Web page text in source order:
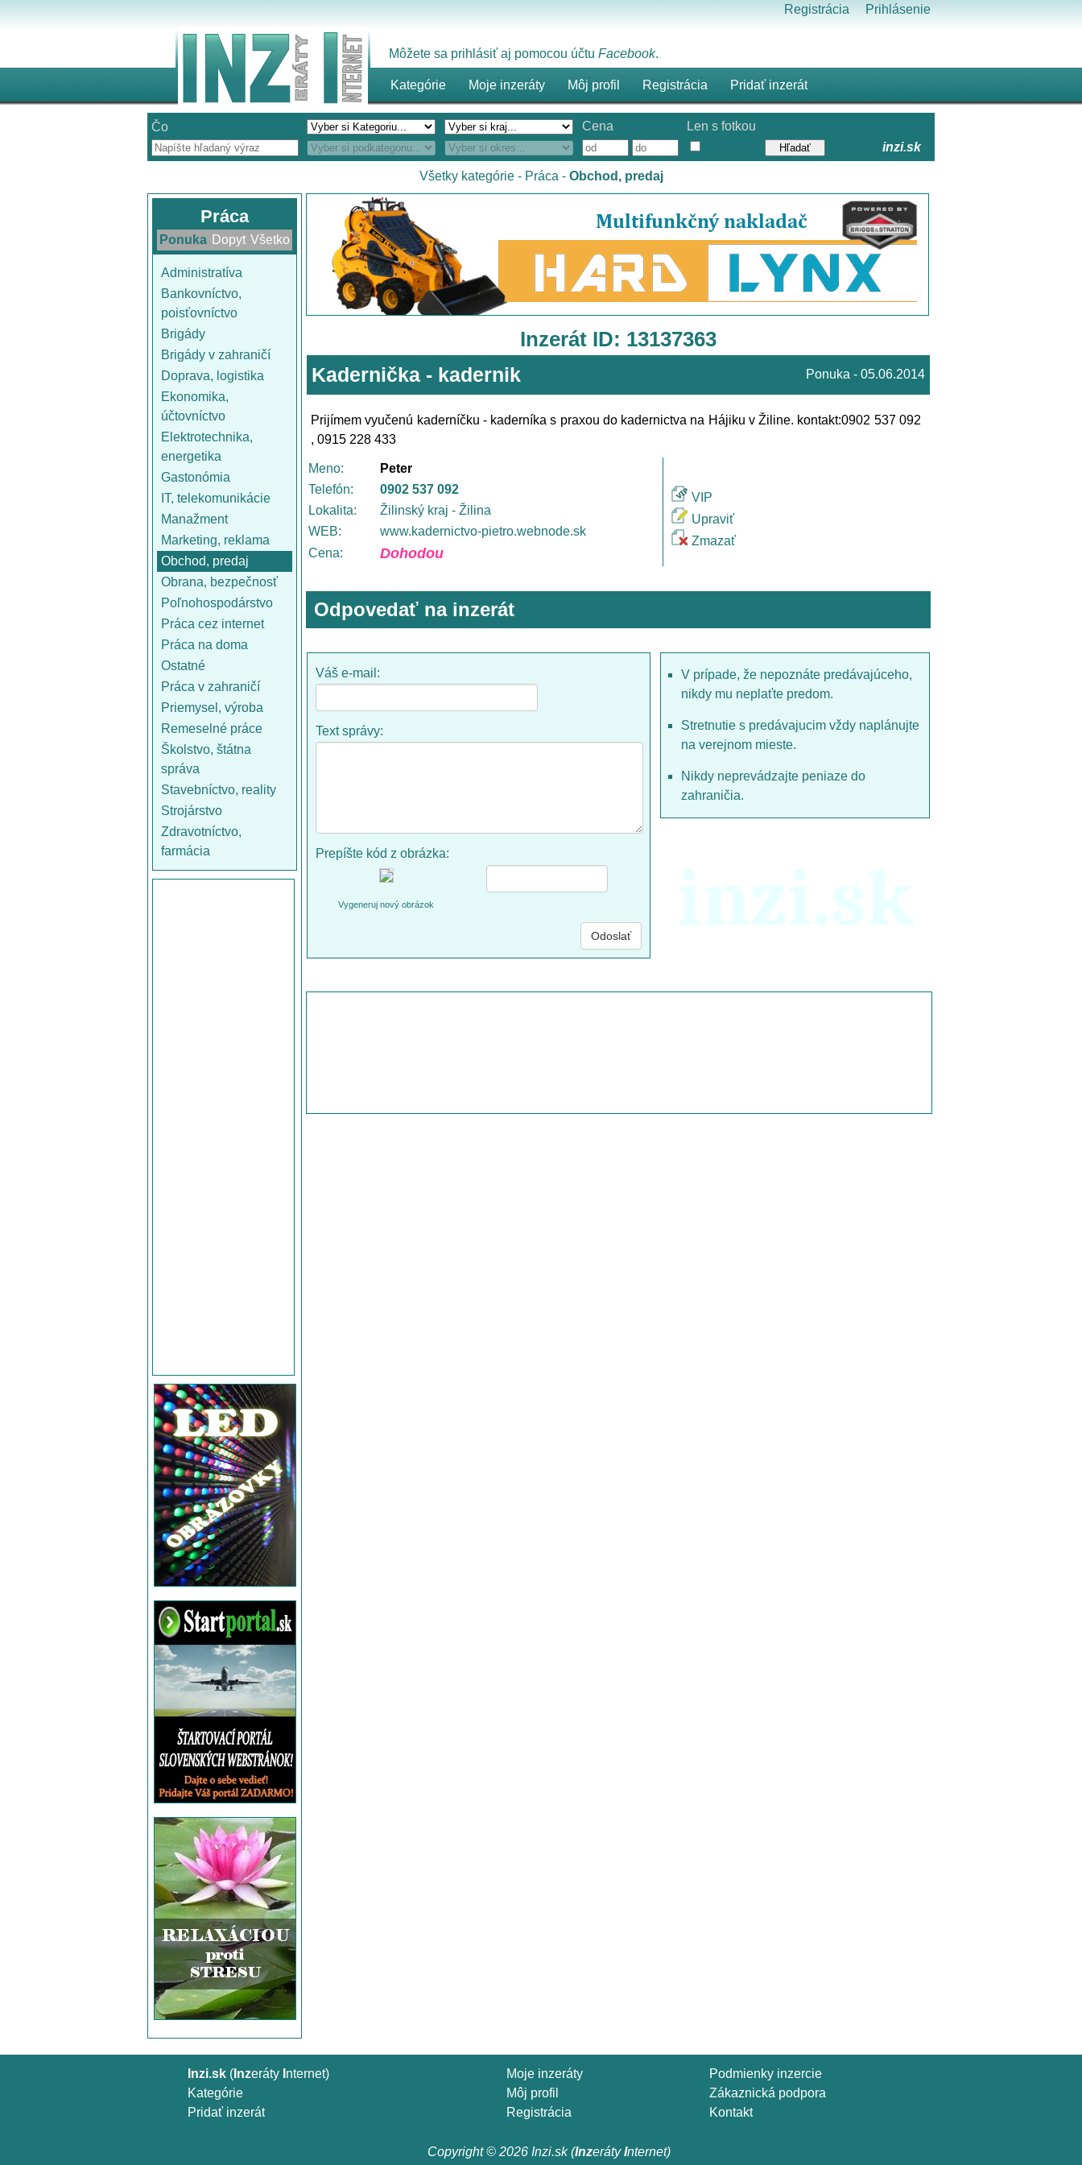
Registrácia Prihlásenie
Môžete sa prihlásiť aj pomocou účtu Facebook.
Kategórie Moje inzeráty Môj profil Registrácia Pridať inzerát
Čo Cena
Len s fotkou
inzi.sk
Všetky kategórie- Práca - Obchod, predaj
Práca
Ponuka Dopyt Všetko
Administratíva
Bankovníctvo,
poisťovníctvo
Brigády
Brigády v zahraničí
Doprava, logistika
Ekonomika,
účtovníctvo
Elektrotechnika,
energetika
Gastonómia
IT, telekomunikácie
Manažment
Marketing, reklama
Obchod, predaj
Obrana, bezpečnosť
Poľnohospodárstvo
Práca cez internet
Práca na doma
Ostatné
Práca v zahraničí
Priemysel, výroba
Remeselné práce
Školstvo, štátna
správa
Stavebníctvo, reality
Strojárstvo
Zdravotníctvo,
farmácia
Inzerát ID: 13137363
Kadernička - kadernik
Ponuka - 05.06.2014
Prijímem vyučenú kaderníčku - kaderníka s praxou do kadernictva na Hájiku v Žiline. kontakt:0902 537 092
, 0915 228 433
Meno:
Peter
Telefón:
0902 537 092
Lokalita:
Žilinský kraj - Žilina
WEB:
www.kadernictvo-pietro.webnode.sk
Cena:
Dohodou
VIP
Upraviť
Zmazať
Odpovedať na inzerát
Váš e-mail:
Text správy:
Prepíšte kód z obrázka:
Vygeneruj nový obrázok
V prípade, že nepoznáte predávajúceho,
nikdy mu neplaťte predom.
Stretnutie s predávajucim vždy naplánujte
na verejnom mieste.
Nikdy neprevádzajte peniaze do
zahraničia.
Inzi.sk(Inzeráty nternet)
Kategórie
Pridať inzerát
Moje inzeráty
Môj profil
Registrácia
Podmienky inzercie
Zákaznická podpora
Kontakt
Copyright © 2026 Inzi.sk (InzerátyInternet)